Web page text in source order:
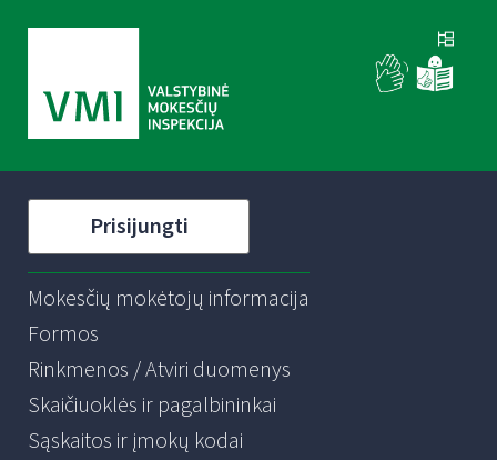
Prisijungti
Mokesčių mokėtojų informacija
Formos
Rinkmenos / Atviri duomenys
Skaičiuoklės ir pagalbininkai
Sąskaitos ir įmokų kodai